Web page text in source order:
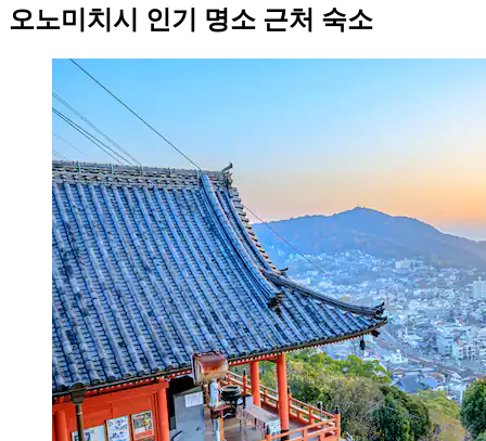
오노미치시 인기 명소 근처 숙소